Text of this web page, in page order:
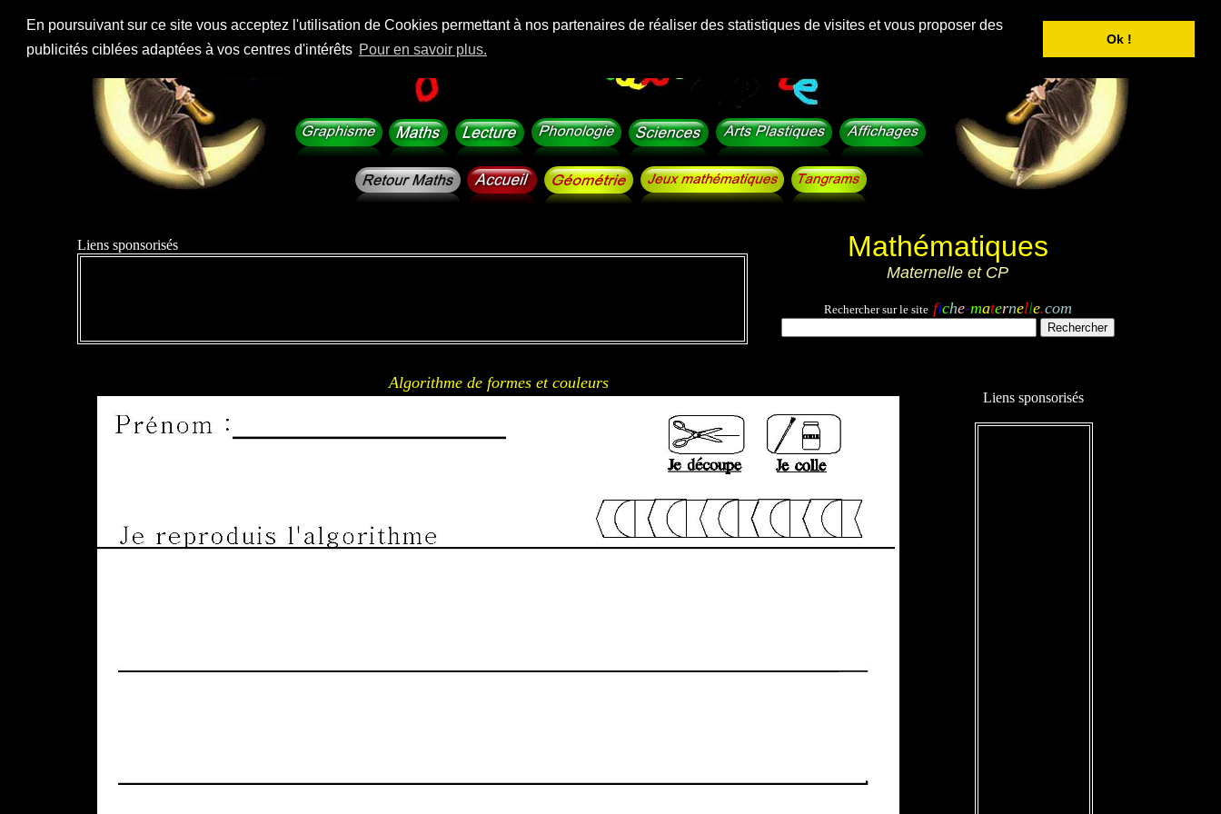
En poursuivant sur ce site vous acceptez l'utilisation de Cookies permettant à nos partenaires de réaliser des statistiques de visites et vous proposer des
publicités ciblées adaptées à vos centres d'intérêts Pour en savoir plus.
Ok !
Liens sponsorisés Mathématiques
Maternelle et CP
Rechercher sur le site fiche-maternelle.com
Algorithme de formes et couleurs
Liens sponsorisés